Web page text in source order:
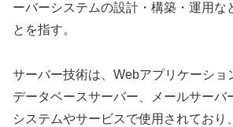
ーバーシステムの設計・構築・運用な
とを指す。
サーバー技術は、Webアプリケーショ
データベースサーバー、メールサーバ
システムやサービスで使用されており